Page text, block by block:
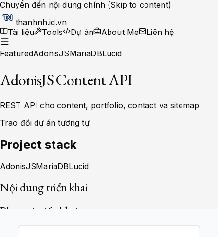
Chuyển đến nội dung chính (Skip to content)
thanhnh.id.vn
Tài liệu
Tools Dự án About Me Liên hệ
FeaturedAdonisJSMariaDBLucid
AdonisJS Content API
REST API cho content, portfolio, contact va sitemap.
Trao đổi dự án tương tự
Project stack
AdonisJSMariaDBLucid
Nội dung triển khai
Phạm vi triển khai